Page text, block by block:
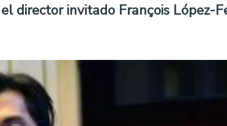
director invitado François López-